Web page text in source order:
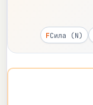
FСила (N)